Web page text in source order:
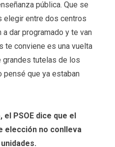
pública. Que se
elegir entre dos centros
dar programado y te van
te conviene es una vuelta
tutelas de los
que ya estaban
el PSOE dice que el
elección no conlleva